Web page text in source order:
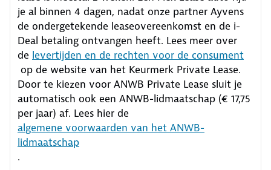
je al binnen 4 dagen, nadat onze partner Ayvens
de ondergetekende leaseovereenkomst en de i-
Deal betaling ontvangen heeft. Lees meer over
de levertijden en de rechten voor de consument
op de website van het Keurmerk Private Lease.
Door te kiezen voor ANWB Private Lease sluit je
automatisch ook een ANWB-lidmaatschap (€ 17,75
per jaar) af. Lees hier de
algemene voorwaarden van het ANWB-
lidmaatschap
.